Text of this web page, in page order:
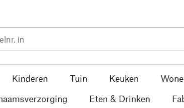
Kinderen Tuin Keuken
Eten & Drinken